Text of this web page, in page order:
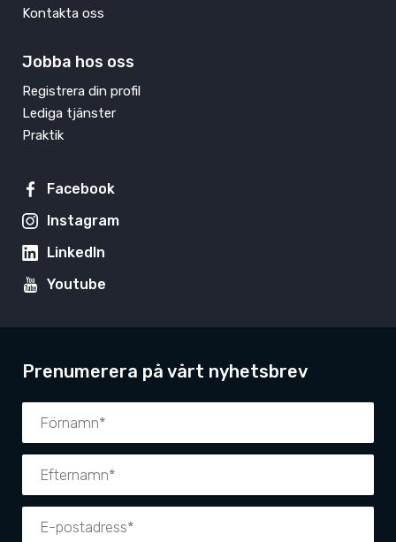
Kontakta oss
Jobba hos oss
Registrera din profil
Lediga tjänster
Praktik
Facebook
Instagram
LinkedIn
Youtube
Prenumerera på vårt nyhetsbrev